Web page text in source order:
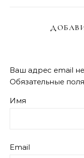
Ваш адрес email
Обязательные
Имя
Email